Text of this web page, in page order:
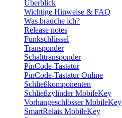
Überblick
Wichtige Hinweise & FAQ
Was brauche ich?
Release notes
Funkschlüssel
Transponder
Schalttransponder
PinCode-Tastatur
PinCode-Tastatur Online
Schließkomponenten
Schließzylinder MobileKey
Vorhängeschlösser MobileKey
SmartRelais MobileKey